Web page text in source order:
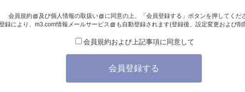
会員規約 及び個人情報の取扱い
に同意の上、「会員登録する」ボタンを押してくだ
録により、 m3.com情報メールサービス も自動登録されます(登録後、設定変更および
会員規約および上記事項に同意して
会員登録する